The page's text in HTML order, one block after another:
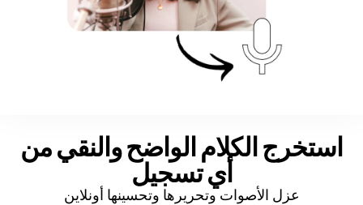
استخرج الكلام الواضح والنقي من
أي تسجيل
عزل الأصوات وتحريرها وتحسينها أونلاين